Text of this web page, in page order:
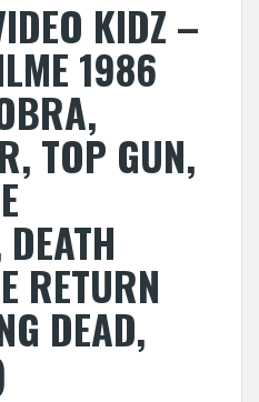
KIDZ –
1986
TOP GUN,
RETURN
DEAD,